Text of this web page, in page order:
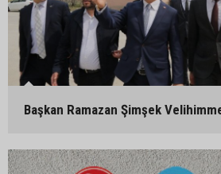
Başkan Ramazan Şimşek